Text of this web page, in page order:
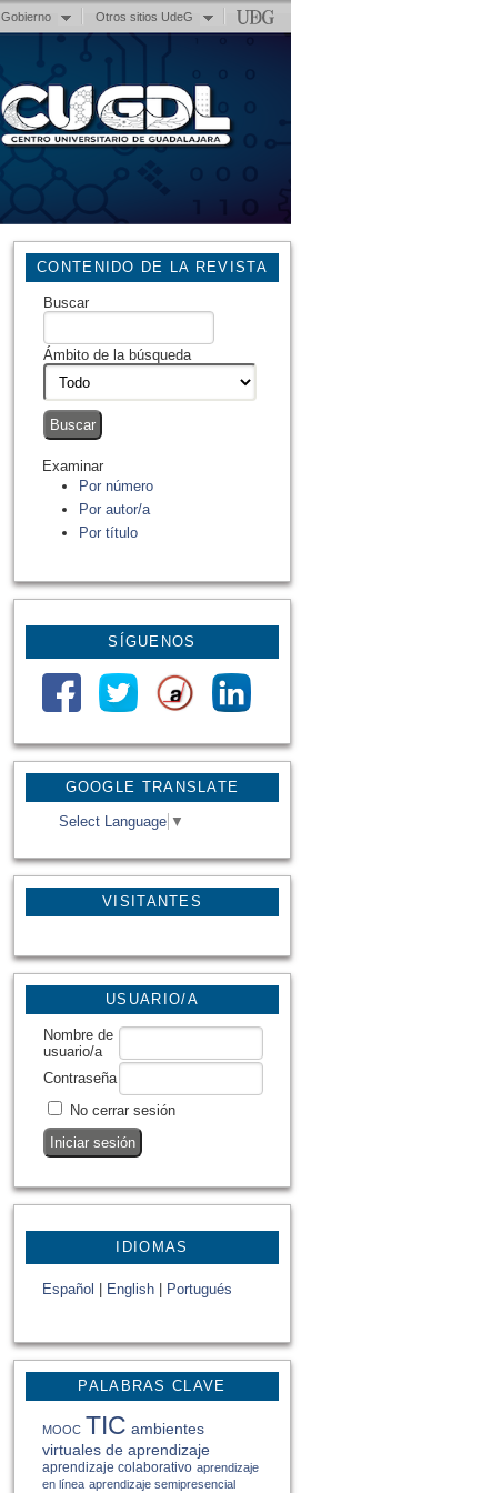
Otros sitios UdeG
GOOGLE TRANSLATE
Select Language ▼
VISITANTES
CONTENIDO DE LA REVISTA
Buscar
Ámbito de la búsqueda
Examinar
Por número
Por autor/a
Por título
SÍGUENOS
USUARIO/A
Nombre de
usuario/a
Contraseña
No cerrar sesión
IDIOMAS
Español English Portugués
PALABRAS CLAVE
MOOC TIC ambientes
virtuales de aprendizaje
aprendizaje colaborativo aprendizaje
en línea aprendizaje semipresencial